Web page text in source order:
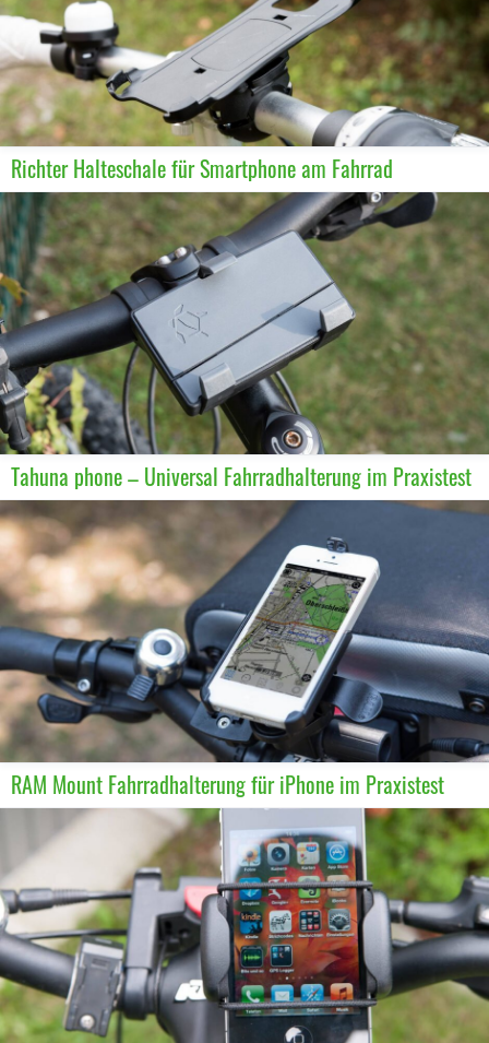
Richter Halteschale für Smartphone am Fahrrad
Tahuna phone – Universal Fahrradhalterung im Praxistest
RAM Mount Fahrradhalterung für iPhone im Praxistest